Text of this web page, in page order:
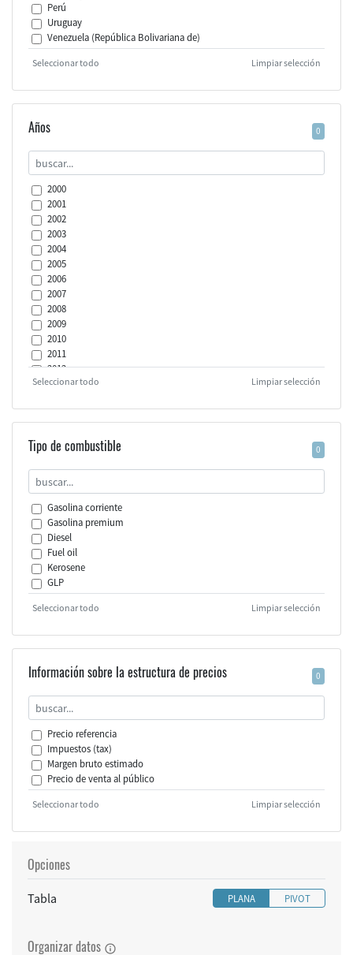
Perú
Uruguay
Venezuela (República Bolivariana de)
Seleccionar todo Limpiar selección
Años 0
2000
2001
2002
2003
2004
2005
2006
2007
2008
2009
2010
2011
2012
2013
2015
2017
2019
2020
2021
2022
2023
2024
Seleccionar todo Limpiar selección
Tipo de combustible 0
Gasolina corriente
Gasolina premium
Diesel
Fuel oil
Kerosene
GLP
Seleccionar todo Limpiar selección
Información sobre la estructura de precios 0
Precio referencia
Impuestos (tax)
Margen bruto estimado
Precio de venta al público
Seleccionar todo Limpiar selección
Opciones
Tabla PLANA PIVOT
Organizar datos